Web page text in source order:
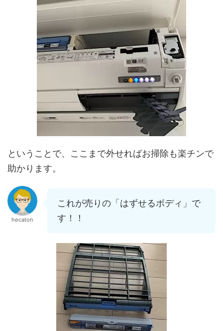
ということで、ここまで外せればお掃除も楽チンで
助かります。
hecaton
これが売りの「はずせるボディ」で
す！！